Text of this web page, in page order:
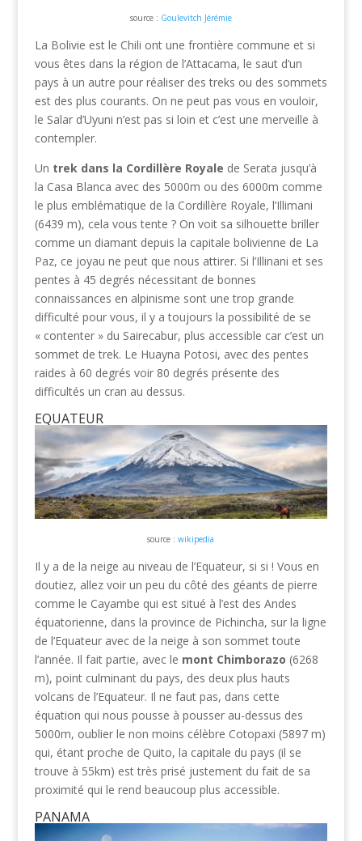
source : Goulevitch Jérémie
La Bolivie est le Chili ont une frontière commune et si
vous êtes dans la région de l’Attacama, le saut d’un
pays à un autre pour réaliser des treks ou des sommets
est des plus courants. On ne peut pas vous en vouloir,
le Salar d’Uyuni n’est pas si loin et c’est une merveille à
contempler.
Un trek dans la Cordillère Royale de Serata jusqu’à
la Casa Blanca avec des 5000m ou des 6000m comme
le plus emblématique de la Cordillère Royale, l’Illimani
(6439 m), cela vous tente ? On voit sa silhouette briller
comme un diamant depuis la capitale bolivienne de La
Paz, ce joyau ne peut que nous attirer. Si l’Illinani et ses
pentes à 45 degrés nécessitant de bonnes
connaissances en alpinisme sont une trop grande
difficulté pour vous, il y a toujours la possibilité de se
« contenter » du Sairecabur, plus accessible car c’est un
sommet de trek. Le Huayna Potosi, avec des pentes
raides à 60 degrés voir 80 degrés présente des
difficultés un cran au dessus.
EQUATEUR
source :wikipedia
Il y a de la neige au niveau de l’Equateur, si si ! Vous en
doutiez, allez voir un peu du côté des géants de pierre
comme le Cayambe qui est situé à l’est des Andes
équatorienne, dans la province de Pichincha, sur la ligne
de l’Equateur avec de la neige à son sommet toute
l’année. Il fait partie, avec le mont Chimborazo (6268
m), point culminant du pays, des deux plus hauts
volcans de l’Equateur. Il ne faut pas, dans cette
équation qui nous pousse à pousser au-dessus des
5000m, oublier le non moins célèbre Cotopaxi (5897 m)
qui, étant proche de Quito, la capitale du pays (il se
trouve à 55km) est très prisé justement du fait de sa
proximité qui le rend beaucoup plus accessible.
PANAMA